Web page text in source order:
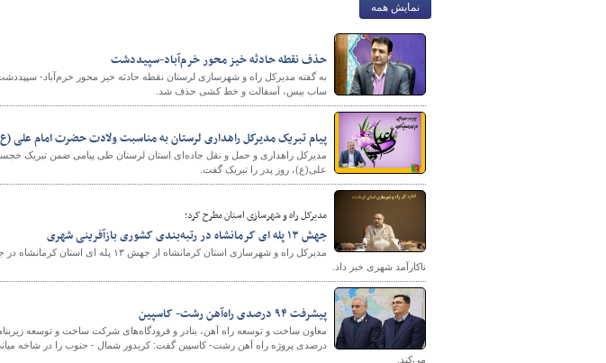
پایگاه خبری وزارت راه و
نمایش همه
حذف نقطه حادثه خیز محور خرم‌آباد-سپیددشت
به گفته مدیرکل راه و شهرسازی لرستان نقطه حادثه خیز محور خرم‌آباد-
ساب بیس، آسفالت و خط کشی حذف شد.
پیام تبریک مدیرکل راهداری لرستان به مناسبت ولادت حضرت امام علی
مدیرکل راهداری و حمل و نقل جاده‌ای استان لرستان طی پیامی ضمن تبریک
علی(ع)، روز پدر را تبریک گفت.
مدیرکل راه و شهرسازی استان مطرح کرد؛
جهش ۱۳ پله ای کرمانشاه در رتبه‌بندی کشوری بازآفرینی شهری
مدیرکل راه و شهرسازی استان کرمانشاه از
ناکارآمد شهری خبر داد.
پیشرفت ۹۴ درصدی راه‌آهن رشت- کاسپین
درصدی پروژه راه آهن رشت- کاسپین گفت: کریدور شمال - جنوب را در شاخه
می‌کند.